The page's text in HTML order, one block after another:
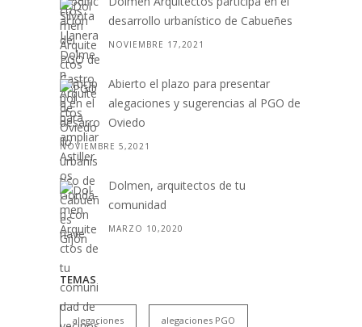
desarrollo urbanístico de Cabueñes
NOVIEMBRE 17,2021
Abierto el plazo para presentar
alegaciones y sugerencias al PGO de
Oviedo
NOVIEMBRE 5,2021
Dolmen, arquitectos de tu
comunidad
MARZO 10,2020
TEMAS
alegaciones alegaciones PGO